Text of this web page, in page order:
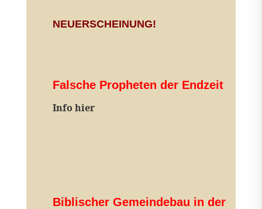
NEUERSCHEINUNG!
Falsche Propheten der Endzeit
Info hier
Biblischer Gemeindebau in der